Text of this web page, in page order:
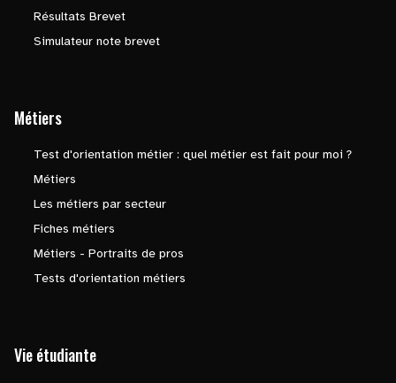
Résultats Brevet
Simulateur note brevet
Métiers
Test d'orientation métier : quel métier est fait pour moi ?
Métiers
Les métiers par secteur
Fiches métiers
Métiers - Portraits de pros
Tests d'orientation métiers
Vie étudiante